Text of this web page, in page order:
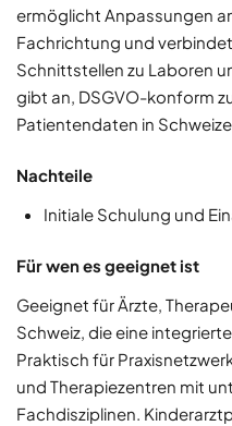
ermöglicht Anpassungen
Fachrichtung und
Schnittstellen zu Laboren
gibt an, DSGVO-konform
Patientendaten in
Nachteile
Initiale Schulung und
Für wen es geeignet ist
Geeignet für Ärzte,
Schweiz, die eine
Praktisch für
und Therapiezentren mit
Fachdisziplinen.